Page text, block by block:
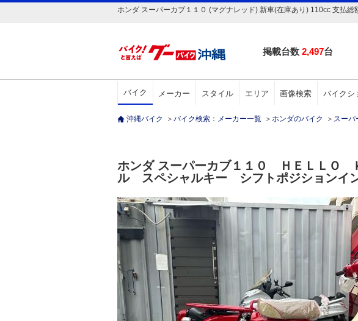
ホンダ スーパーカブ１１０ (マグナレッド) 新車(在庫あり) 110cc 支払
掲載台数 2,497台
バイク メーカー スタイル エリア 画像検索 バイクシ
沖縄バイク ＞ バイク検索：メーカー一覧 ＞ ホンダのバイク ＞ スーパ
ホンダ スーパーカブ１１０ ＨＥＬＬＯ
ル スペシャルキー シフトポジションイ